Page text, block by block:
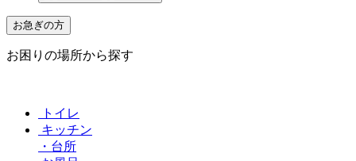
お急ぎの方
お困りの場所から探す
トイレ
キッチン
・台所